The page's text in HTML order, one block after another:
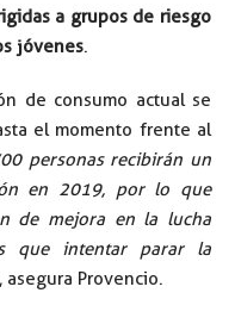
a grupos de riesgo
jóvenes.
de consumo actual se
el momento frente al
personas recibirán un
en 2019, por lo que
de mejora en la lucha
que intentar parar la
, asegura Provencio.